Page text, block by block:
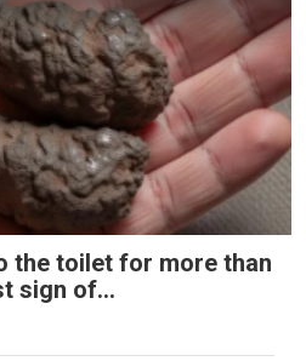
the toilet for more than
sign of...